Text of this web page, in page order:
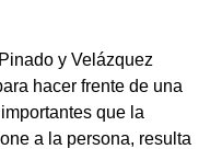
y Velázquez
hacer frente de una
que la
a la persona, resulta